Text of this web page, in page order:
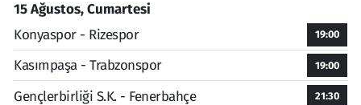
15 Ağustos, Cumartesi
Konyaspor - Rizespor
19:00
Kasımpaşa - Trabzonspor 19:00
Gençlerbirliği S.K. - Fenerbahçe 21:30